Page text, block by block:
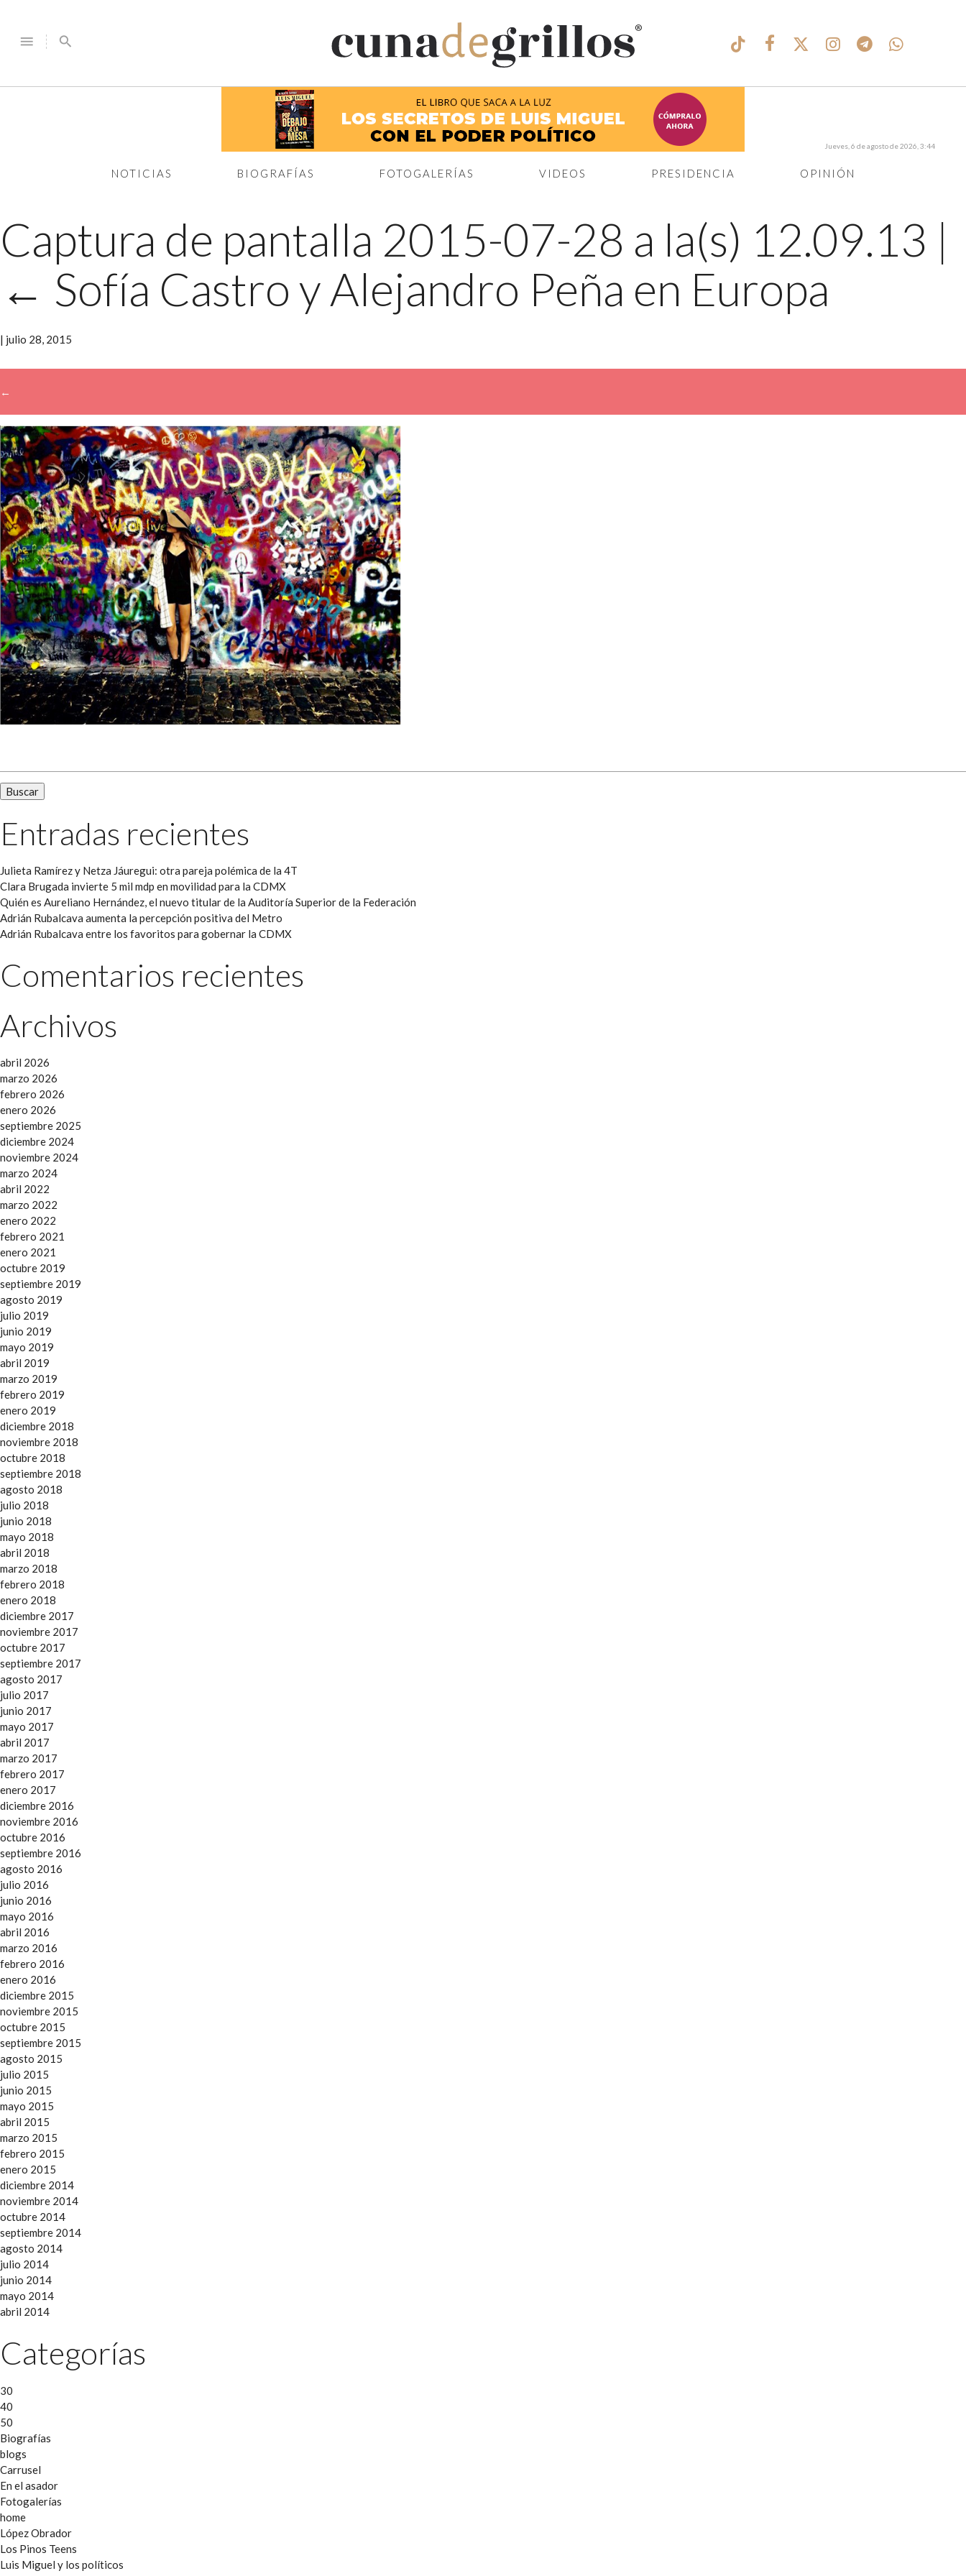
menu search
®
NOTICIAS BIOGRAFÍAS FOTOGALERÍAS VIDEOS PRESIDENCIA OPINIÓN
Jueves, 6 de agosto de 2026, 3:44
Captura de pantalla 2015-07-28 a la(s) 12.09.13 |
← Sofía Castro y Alejandro Peña en Europa
| julio 28, 2015
←
→
Entradas recientes
Julieta Ramírez y Netza Jáuregui: otra pareja polémica de la 4T
Clara Brugada invierte 5 mil mdp en movilidad para la CDMX
Quién es Aureliano Hernández, el nuevo titular de la Auditoría Superior de la Federación
Adrián Rubalcava aumenta la percepción positiva del Metro
Adrián Rubalcava entre los favoritos para gobernar la CDMX
Comentarios recientes
Archivos
abril 2026
marzo 2026
febrero 2026
enero 2026
septiembre 2025
diciembre 2024
noviembre 2024
marzo 2024
abril 2022
marzo 2022
enero 2022
febrero 2021
enero 2021
octubre 2019
septiembre 2019
agosto 2019
julio 2019
junio 2019
mayo 2019
abril 2019
marzo 2019
febrero 2019
enero 2019
diciembre 2018
noviembre 2018
octubre 2018
septiembre 2018
agosto 2018
julio 2018
junio 2018
mayo 2018
abril 2018
marzo 2018
febrero 2018
enero 2018
diciembre 2017
noviembre 2017
octubre 2017
septiembre 2017
agosto 2017
julio 2017
junio 2017
mayo 2017
abril 2017
marzo 2017
febrero 2017
enero 2017
diciembre 2016
noviembre 2016
octubre 2016
septiembre 2016
agosto 2016
julio 2016
junio 2016
mayo 2016
abril 2016
marzo 2016
febrero 2016
enero 2016
diciembre 2015
noviembre 2015
octubre 2015
septiembre 2015
agosto 2015
julio 2015
junio 2015
mayo 2015
abril 2015
marzo 2015
febrero 2015
enero 2015
diciembre 2014
noviembre 2014
octubre 2014
septiembre 2014
agosto 2014
julio 2014
junio 2014
mayo 2014
abril 2014
Categorías
30
40
50
Biografías
blogs
Carrusel
En el asador
Fotogalerías
home
López Obrador
Los Pinos Teens
Luis Miguel y los políticos